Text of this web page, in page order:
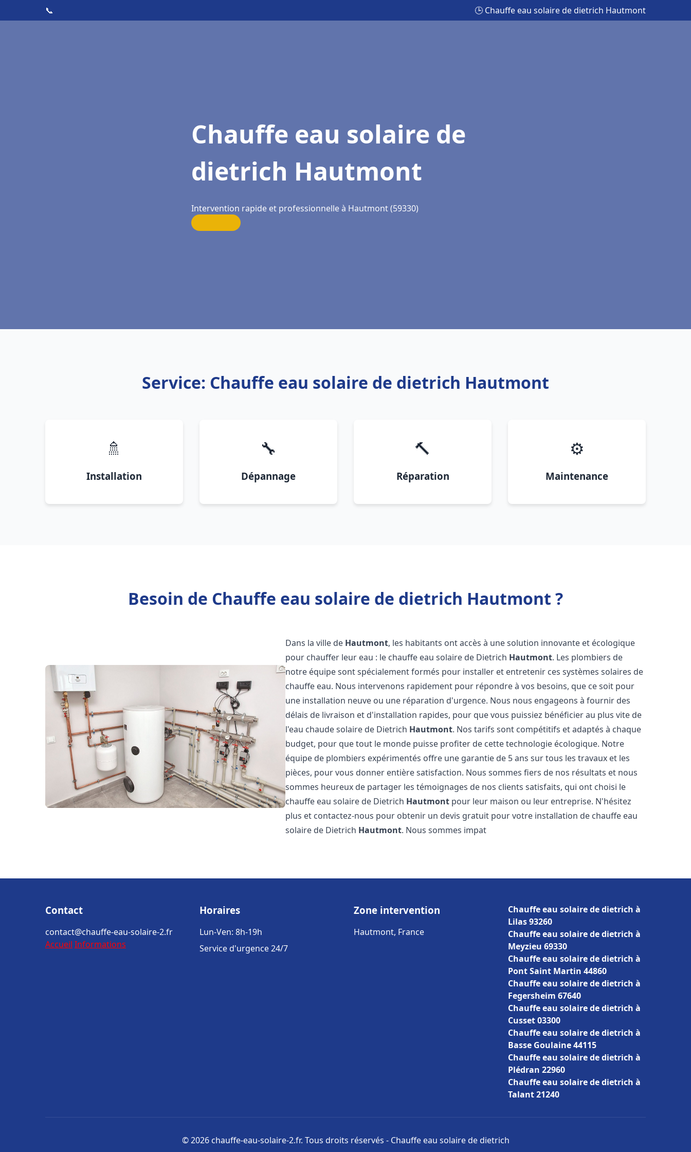
📞 🕒 Chauffe eau solaire de dietrich Hautmont
Chauffe eau solaire de
dietrich Hautmont
Intervention rapide et professionnelle à Hautmont (59330)
Service: Chauffe eau solaire de dietrich Hautmont
🚿
Installation
🔧
Dépannage
🔨
Réparation
⚙️
Maintenance
Besoin de Chauffe eau solaire de dietrich Hautmont ?
Dans la ville de Hautmont, les habitants ont accès à une solution innovante et écologique
pour chauffer leur eau : le chauffe eau solaire de Dietrich Hautmont. Les plombiers de
notre équipe sont spécialement formés pour installer et entretenir ces systèmes solaires de
chauffe eau. Nous intervenons rapidement pour répondre à vos besoins, que ce soit pour
une installation neuve ou une réparation d'urgence. Nous nous engageons à fournir des
délais de livraison et d'installation rapides, pour que vous puissiez bénéficier au plus vite de
l'eau chaude solaire de Dietrich Hautmont. Nos tarifs sont compétitifs et adaptés à chaque
budget, pour que tout le monde puisse profiter de cette technologie écologique. Notre
équipe de plombiers expérimentés offre une garantie de 5 ans sur tous les travaux et les
pièces, pour vous donner entière satisfaction. Nous sommes fiers de nos résultats et nous
sommes heureux de partager les témoignages de nos clients satisfaits, qui ont choisi le
chauffe eau solaire de Dietrich Hautmont pour leur maison ou leur entreprise. N'hésitez
plus et contactez-nous pour obtenir un devis gratuit pour votre installation de chauffe eau
solaire de Dietrich Hautmont. Nous sommes impat
Contact
contact@chauffe-eau-solaire-2.fr
Accueil Informations
Horaires
Lun-Ven: 8h-19h
Service d'urgence 24/7
Zone intervention
Hautmont, France
Chauffe eau solaire de dietrich à
Lilas 93260
Chauffe eau solaire de dietrich à
Meyzieu 69330
Chauffe eau solaire de dietrich à
Pont Saint Martin 44860
Chauffe eau solaire de dietrich à
Fegersheim 67640
Chauffe eau solaire de dietrich à
Cusset 03300
Chauffe eau solaire de dietrich à
Basse Goulaine 44115
Chauffe eau solaire de dietrich à
Plédran 22960
Chauffe eau solaire de dietrich à
Talant 21240
© 2026 chauffe-eau-solaire-2.fr. Tous droits réservés - Chauffe eau solaire de dietrich